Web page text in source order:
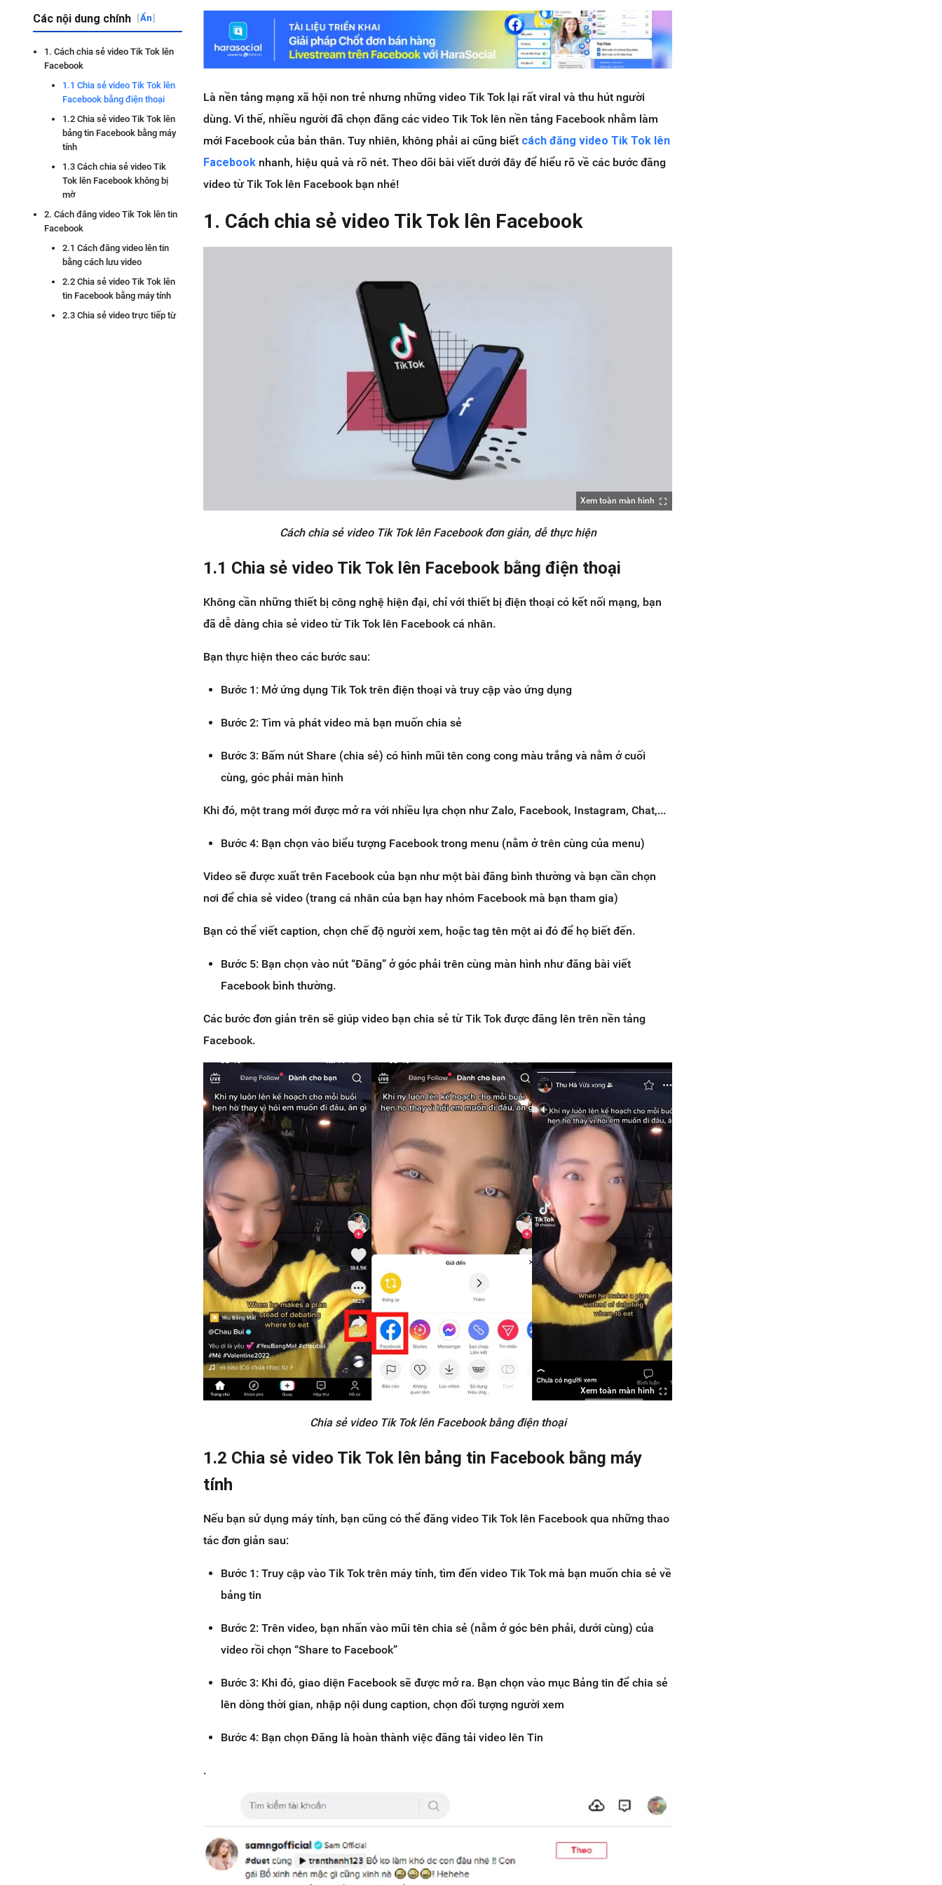
Các nội dung chính [Ẩn]
1. Cách chia sẻ video Tik Tok lên
Facebook
1.1 Chia sẻ video Tik Tok lên
Facebook bằng điện thoại
1.2 Chia sẻ video Tik Tok lên
bảng tin Facebook bằng máy
tính
1.3 Cách chia sẻ video Tik
Tok lên Facebook không bị
mờ
2. Cách đăng video Tik Tok lên tin
Facebook
2.1 Cách đăng video lên tin
bằng cách lưu video
2.2 Chia sẻ video Tik Tok lên
tin Facebook bằng máy tính
2.3 Chia sẻ video trực tiếp từ
Là nền tảng mạng xã hội non trẻ nhưng những video Tik Tok lại rất viral và thu hút người
dùng. Vì thế, nhiều người đã chọn đăng các video Tik Tok lên nền tảng Facebook nhằm làm
mới Facebook của bản thân. Tuy nhiên, không phải ai cũng biết cách đăng video Tik Tok lên
Facebook nhanh, hiệu quả và rõ nét. Theo dõi bài viết dưới đây để hiểu rõ về các bước đăng
video từ Tik Tok lên Facebook bạn nhé!
1. Cách chia sẻ video Tik Tok lên Facebook
Xem toàn màn hình
Cách chia sẻ video Tik Tok lên Facebook đơn giản, dễ thực hiện
1.1 Chia sẻ video Tik Tok lên Facebook bằng điện thoại
Không cần những thiết bị công nghệ hiện đại, chỉ với thiết bị điện thoại có kết nối mạng, bạn
đã dễ dàng chia sẻ video từ Tik Tok lên Facebook cá nhân.
Bạn thực hiện theo các bước sau:
Bước 1: Mở ứng dụng Tik Tok trên điện thoại và truy cập vào ứng dụng
Bước 2: Tìm và phát video mà bạn muốn chia sẻ
Bước 3: Bấm nút Share (chia sẻ) có hình mũi tên cong cong màu trắng và nằm ở cuối
cùng, góc phải màn hình
Khi đó, một trang mới được mở ra với nhiều lựa chọn như Zalo, Facebook, Instagram, Chat,...
Bước 4: Bạn chọn vào biểu tượng Facebook trong menu (nằm ở trên cùng của menu)
Video sẽ được xuất trên Facebook của bạn như một bài đăng bình thường và bạn cần chọn
nơi để chia sẻ video (trang cá nhân của bạn hay nhóm Facebook mà bạn tham gia)
Bạn có thể viết caption, chọn chế độ người xem, hoặc tag tên một ai đó để họ biết đến.
Bước 5: Bạn chọn vào nút “Đăng” ở góc phải trên cùng màn hình như đăng bài viết
Facebook bình thường.
Các bước đơn giản trên sẽ giúp video bạn chia sẻ từ Tik Tok được đăng lên trên nền tảng
Facebook.
Xem toàn màn hình
Chia sẻ video Tik Tok lên Facebook bằng điện thoại
1.2 Chia sẻ video Tik Tok lên bảng tin Facebook bằng máy
tính
Nếu bạn sử dụng máy tính, bạn cũng có thể đăng video Tik Tok lên Facebook qua những thao
tác đơn giản sau:
Bước 1: Truy cập vào Tik Tok trên máy tính, tìm đến video Tik Tok mà bạn muốn chia sẻ về
bảng tin
Bước 2: Trên video, bạn nhấn vào mũi tên chia sẻ (nằm ở góc bên phải, dưới cùng) của
video rồi chọn “Share to Facebook”
Bước 3: Khi đó, giao diện Facebook sẽ được mở ra. Bạn chọn vào mục Bảng tin để chia sẻ
lên dòng thời gian, nhập nội dung caption, chọn đối tượng người xem
Bước 4: Bạn chọn Đăng là hoàn thành việc đăng tải video lên Tin
.